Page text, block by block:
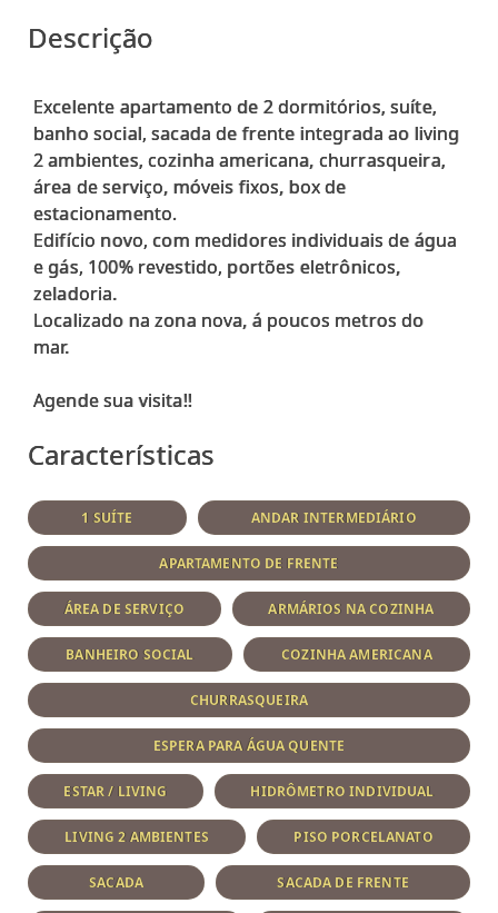
Descrição
Excelente apartamento de 2 dormitórios, suíte,
banho social, sacada de frente integrada ao living
2 ambientes, cozinha americana, churrasqueira,
área de serviço, móveis fixos, box de
estacionamento.
Edifício novo, com medidores individuais de água
e gás, 100% revestido, portões eletrônicos,
zeladoria.
Localizado na zona nova, á poucos metros do
mar.
Agende sua visita!!
Características
1 SUÍTE ANDAR INTERMEDIÁRIO
APARTAMENTO DE FRENTE
ÁREA DE SERVIÇO ARMÁRIOS NA COZINHA
BANHEIRO SOCIAL COZINHA AMERICANA
CHURRASQUEIRA
ESPERA PARA ÁGUA QUENTE
ESTAR / LIVING HIDRÔMETRO INDIVIDUAL
LIVING 2 AMBIENTES PISO PORCELANATO
SACADA SACADA DE FRENTE